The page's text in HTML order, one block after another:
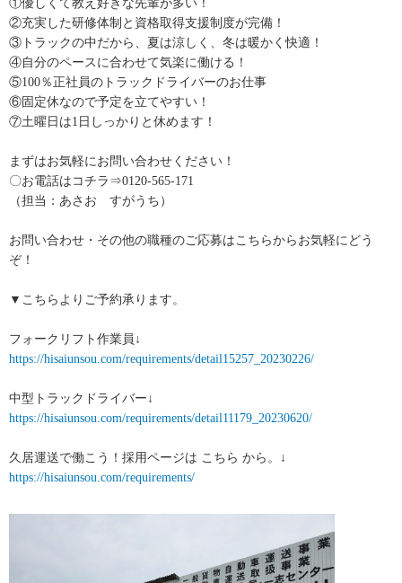
①優しくて教え好きな先輩が多い！
②充実した研修体制と資格取得支援制度が完備！
③トラックの中だから、夏は涼しく、冬は暖かく快適！
④自分のペースに合わせて気楽に働ける！
⑤100％正社員のトラックドライバーのお仕事
⑥固定休なので予定を立てやすい！
⑦土曜日は1日しっかりと休めます！
まずはお気軽にお問い合わせください！
〇お電話はコチラ⇒0120-565-171
（担当：あさお すがうち）
お問い合わせ・その他の職種のご応募はこちらからお気軽にどう
ぞ！
▼こちらよりご予約承ります。
フォークリフト作業員↓
https://hisaiunsou.com/requirements/detail15257_20230226/
中型トラックドライバー↓
https://hisaiunsou.com/requirements/detail11179_20230620/
久居運送で働こう！採用ページは こちら から。↓
https://hisaiunsou.com/requirements/